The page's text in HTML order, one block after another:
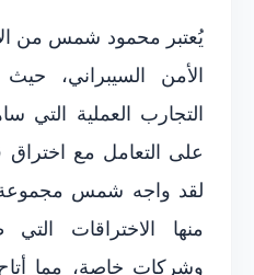
يُعتبر محمود شمس من
الأمن السيبراني،
التجارب العملية التي
على التعامل مع اختراق
لقد واجه شمس مجموعة
منها الاختراقات
وشركات خاصة، مما